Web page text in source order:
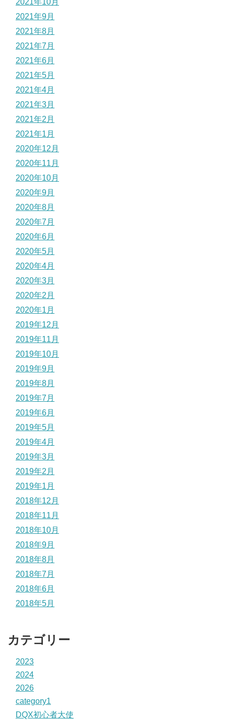
2021年9月
2021年8月
2021年7月
2021年6月
2021年5月
2021年4月
2021年3月
2021年2月
2021年1月
2020年12月
2020年11月
2020年10月
2020年9月
2020年8月
2020年7月
2020年6月
2020年5月
2020年4月
2020年3月
2020年2月
2020年1月
2019年12月
2019年11月
2019年10月
2019年9月
2019年8月
2019年7月
2019年6月
2019年5月
2019年4月
2019年3月
2019年2月
2019年1月
2018年12月
2018年11月
2018年10月
2018年9月
2018年8月
2018年7月
2018年6月
2018年5月
カテゴリー
2023
2024
2026
category1
DQX初心者大使